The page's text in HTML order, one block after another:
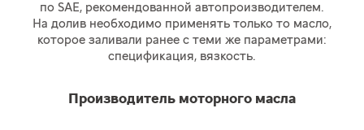
по SAE, рекомендованной автопроизводителем.
На долив необходимо применять только то масло,
которое заливали ранее с теми же параметрами:
спецификация, вязкость.
Производитель моторного масла